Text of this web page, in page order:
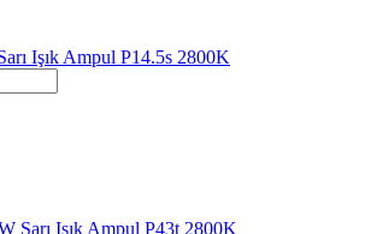
Işık Ampul P14.5s 2800K
Sarı Işık Ampul P43t 2800K